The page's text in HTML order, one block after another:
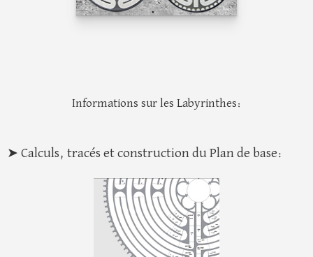
Informations sur les Labyrinthes:
➤ Calculs, tracés et construction du Plan de base: